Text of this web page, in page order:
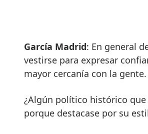
García Madrid: En general
vestirse para expresar
mayor cercanía con la gente.
¿Algún político histórico que
porque destacase por su